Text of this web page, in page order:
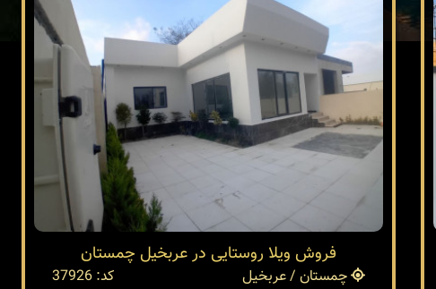
فروش ویلا روستایی در عربخیل چمستان
چمستان / عربخیل
کد: 37926